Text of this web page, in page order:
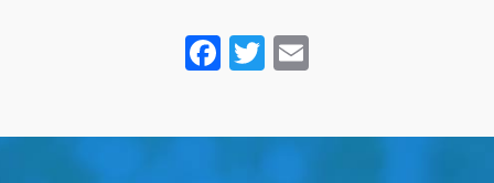
Facebook
Twitter